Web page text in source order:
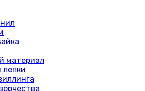
материал
лепки